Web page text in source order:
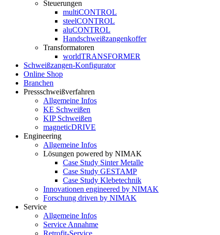
Steuerungen
multiCONTROL
steelCONTROL
aluCONTROL
Handschweißzangenkoffer
Transformatoren
worldTRANSFORMER
Schweißzangen-Konfigurator
Online Shop
Branchen
Pressschweißverfahren
Allgemeine Infos
KE Schweißen
KIP Schweißen
magneticDRIVE
Engineering
Allgemeine Infos
Lösungen powered by NIMAK
Case Study Sinter Metalle
Case Study GESTAMP
Case Study Klebetechnik
Innovationen engineered by NIMAK
Forschung driven by NIMAK
Service
Allgemeine Infos
Service Annahme
Retrofit-Service